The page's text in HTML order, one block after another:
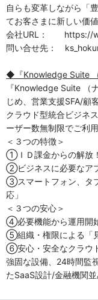
自らも変革しながら「
てお客さまに新しい価
会社URL： https://
問い合せ先：
◆『Knowledge Suite
『Knowledge Suite （
じめ、営業支援SFA/顧
クラウド型統合ビジネ
ーザー数無制限でご利
＜３つの特徴＞
①ＩＤ課金からの解放
②ビジネスに必要なア
③スマートフォン、タ
応」
＜３つの安心＞
④必要機能から運用開
⑤組織・権限による「
⑥安心・安全なクラウ
強固な設備、24時間監
たSaaS設計/金融機関